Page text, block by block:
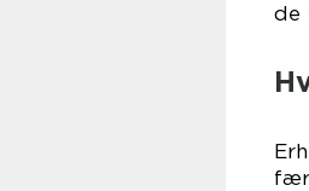
de